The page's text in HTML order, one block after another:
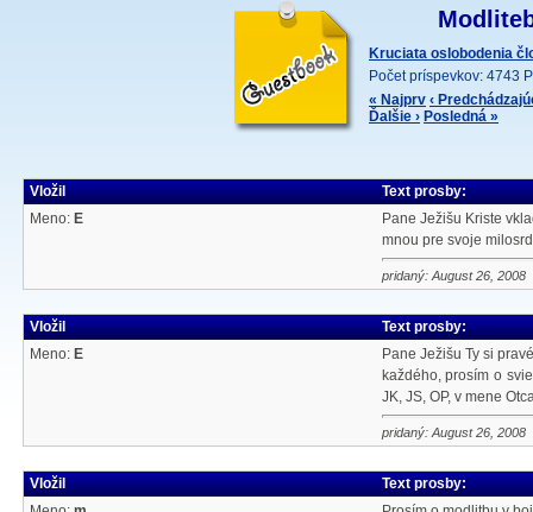
Kruciata oslobodenia
Počet príspevkov: 4743
« Najprv ‹
Ďalšie › Posledná »
Vložil
Meno: E
Text prosby:
Pane Ježišu Kriste
mnou pre svoje
pridaný: August 26, 2008
Vložil
Meno: E
Text prosby:
Pane Ježišu Ty si
každého, prosím o
JK, JS, OP, v mene
pridaný: August 26, 2008
Vložil
Text prosby: